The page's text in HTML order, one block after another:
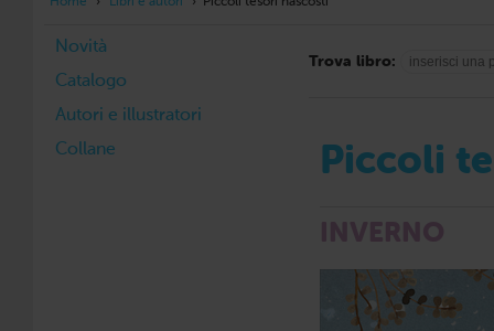
Novità
Catalogo
Autori e illustratori
Collane
Trova libro:
Piccoli
INVERNO